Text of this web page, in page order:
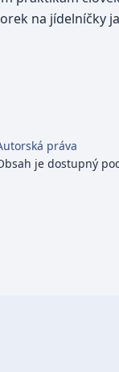
na jídelníčky
práva
je dostupný